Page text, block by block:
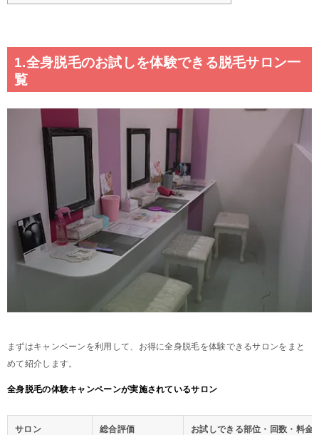
1.全身脱毛のお試しを体験できる脱毛サロン一
覧
まずはキャンペーンを利用して、お得に全身脱毛を体験できるサロンをまと
めて紹介します。
全身脱毛の体験キャンペーンが実施されているサロン
サロン 総合評価 お試しできる部位・回数・料金